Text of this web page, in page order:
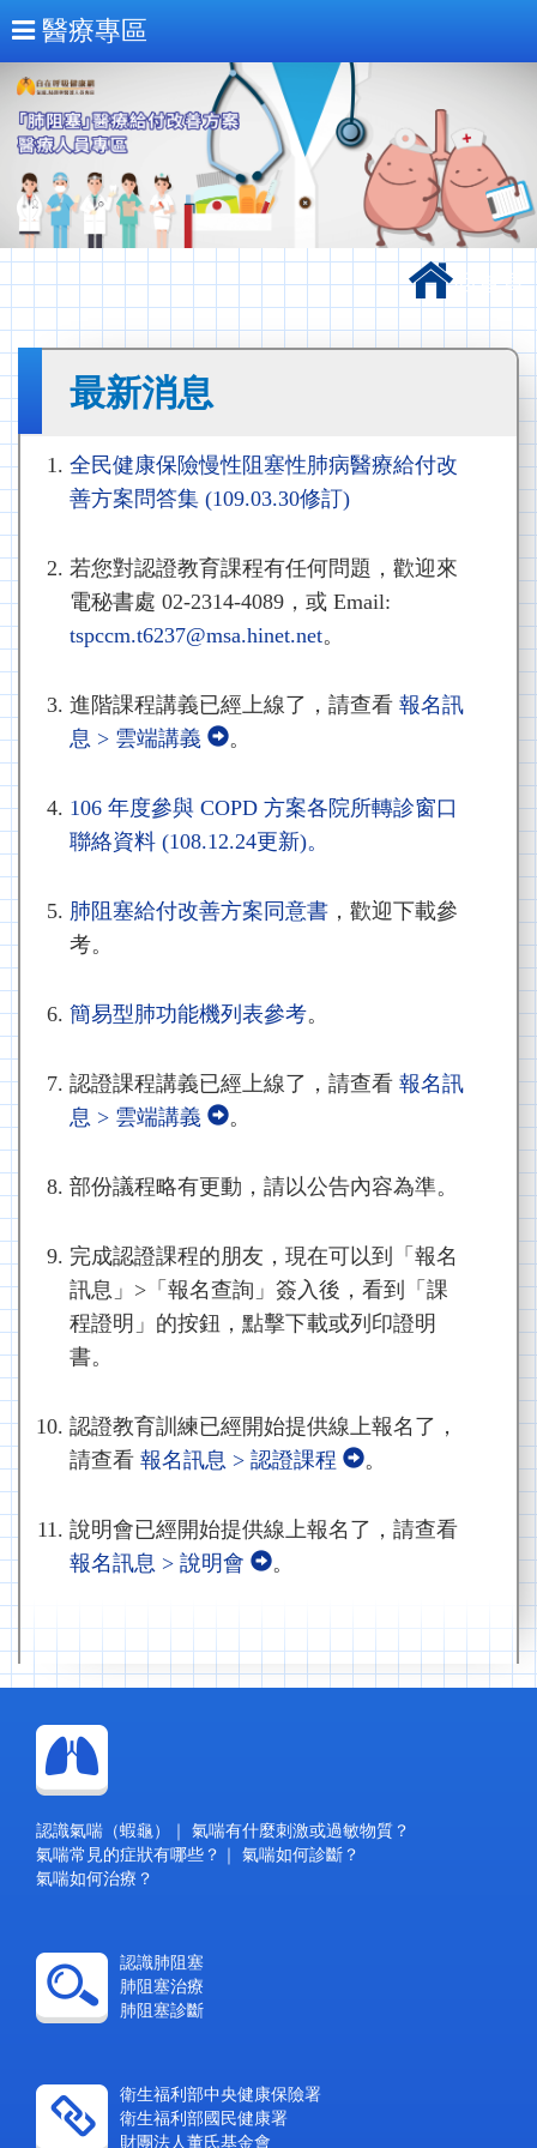
醫療專區
回首頁
最新消息
全民健康保險慢性阻塞性肺病醫療給付改
善方案問答集 (109.03.30修訂)
若您對認證教育課程有任何問題，歡迎來
電秘書處 02-2314-4089，或 Email:
tspccm.t6237@msa.hinet.net。
進階課程講義已經上線了，請查看 報名訊
息 > 雲端講義
。
106 年度參與 COPD 方案各院所轉診窗口
聯絡資料 (108.12.24更新)。
肺阻塞給付改善方案同意書 ，歡迎下載參
考。
簡易型肺功能機列表參考。
認證課程講義已經上線了，請查看 報名訊
息 > 雲端講義
。
部份議程略有更動，請以公告內容為準。
完成認證課程的朋友，現在可以到「報名
訊息」>「報名查詢」簽入後，看到「課
程證明」的按鈕，點擊下載或列印證明
書。
認證教育訓練已經開始提供線上報名了，
請查看 報名訊息 > 認證課程 。
說明會已經開始提供線上報名了，請查看
報名訊息 > 說明會
。
認識氣喘（蝦龜）
氣喘有什麼刺激或過敏物質？
氣喘常見的症狀有哪些？
氣喘如何診斷？
氣喘如何治療？
認識肺阻塞
肺阻塞治療
肺阻塞診斷
衛生福利部中央健康保險署
衛生福利部國民健康署
財團法人董氏基金會